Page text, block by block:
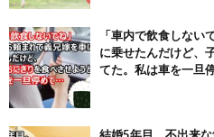
「車内で飲食しない
に乗せたんだけど、
てた。私は車を一旦